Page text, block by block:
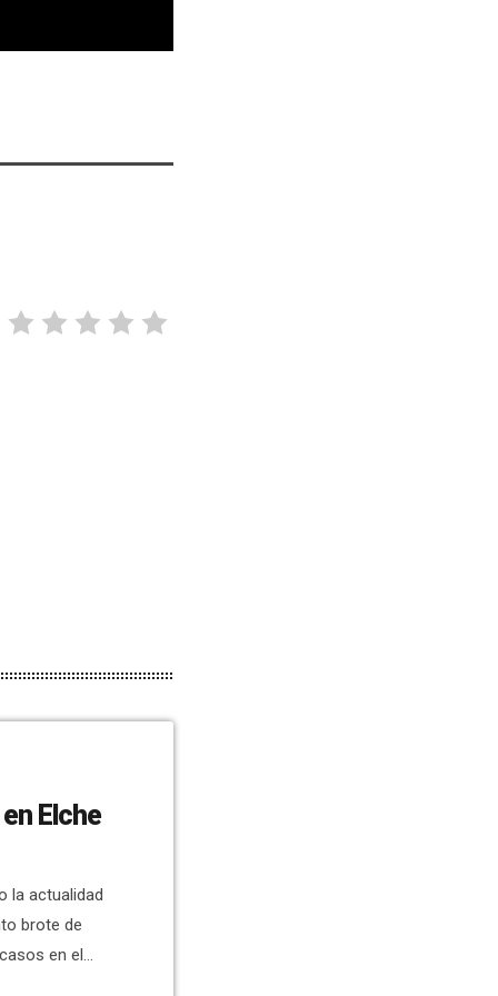
Elche
la actualidad
brote de
en el
acude